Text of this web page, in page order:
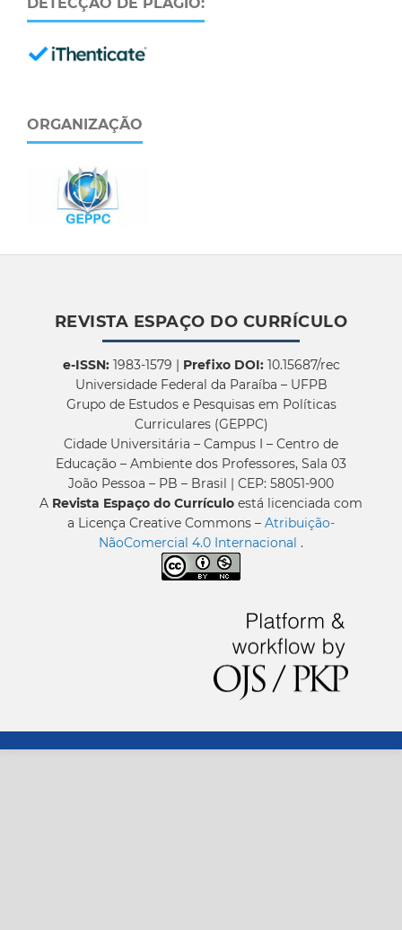
ORGANIZAÇÃO
REVISTA ESPAÇO DO CURRÍCULO
e-ISSN:1983-1579 | Prefixo DOI:10.15687/rec
Universidade Federal da Paraíba – UFPB
Grupo de Estudos e Pesquisas em Políticas
Curriculares (GEPPC)
Cidade Universitária – Campus I – Centro de
Educação – Ambiente dos Professores, Sala 03
João Pessoa – PB – Brasil | CEP: 58051-900
A Revista Espaço do Currículo está licenciada com
a Licença Creative Commons – Atribuição-
NãoComercial 4.0 Internacional .